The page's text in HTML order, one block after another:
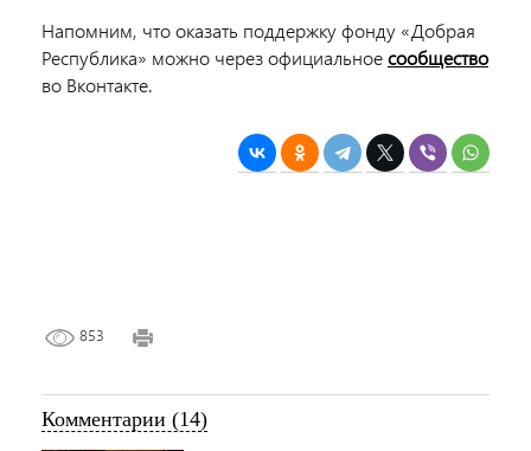
Напомним, что оказать поддержку фонду «Добрая
Республика» можно через официальноесообщество
во Вконтакте.
853
Комментарии (14)